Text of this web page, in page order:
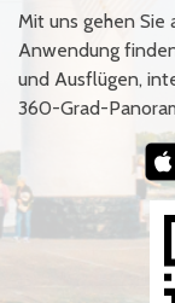
Mit uns gehen Sie
Anwendung
und Ausflügen,
360-Grad-